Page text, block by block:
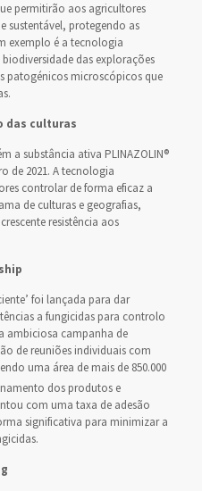
permitirão aos agricultores
sustentável, protegendo as
exemplo é a tecnologia
das explorações
patogénicos microscópicos que
das culturas
a substância ativa PLINAZOLIN®
de 2021. A tecnologia
controlar de forma eficaz a
de culturas e geografias,
resistência aos
foi lançada para dar
a fungicidas para controlo
ambiciosa campanha de
de reuniões individuais com
uma área de mais de 850.000
dos produtos e
com uma taxa de adesão
significativa para minimizar a